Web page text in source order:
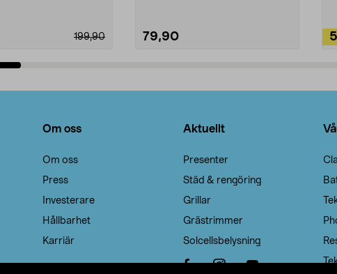
199,90 79,90
Om oss
Om oss
Press
Investerare
Hållbarhet
Karriär
Aktuellt
Presenter
Städ & rengöring
Grillar
Grästrimmer
Solcellsbelysning